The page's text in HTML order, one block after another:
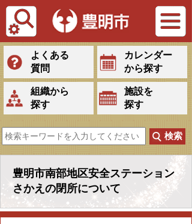
Tiếng Việt
よくある
質問
カレンダー
から探す
組織から
探す
施設を
探す
豊明市南部地区安全ステーション
さかえの閉所について